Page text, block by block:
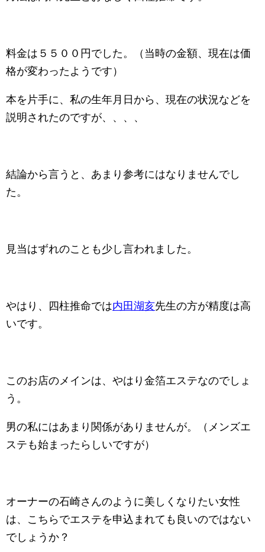
料金は５５００円でした。（当時の金額、現在は価
格が変わったようです）
本を片手に、私の生年月日から、現在の状況などを
説明されたのですが、、、、
結論から言うと、あまり参考にはなりませんでし
た。
見当はずれのことも少し言われました。
やはり、四柱推命では内田湖亥先生の方が精度は高
いです。
このお店のメインは、やはり金箔エステなのでしょ
う。
男の私にはあまり関係がありませんが。（メンズエ
ステも始まったらしいですが）
オーナーの石崎さんのように美しくなりたい女性
は、こちらでエステを申込まれても良いのではない
でしょうか？